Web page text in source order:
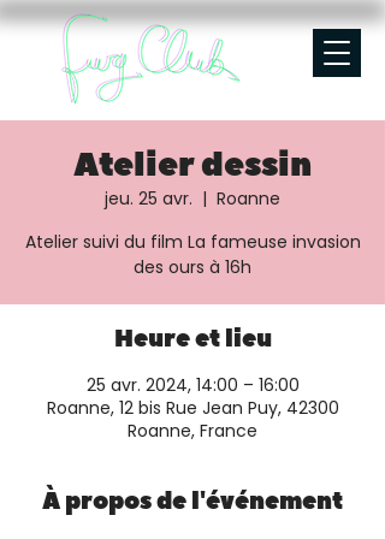
Atelier dessin
jeu. 25 avr.
  |
Roanne
Atelier suivi du film La fameuse invasion
des ours à 16h
Heure et lieu
25 avr. 2024, 14:00 – 16:00
Roanne, 12 bis Rue Jean Puy, 42300
Roanne, France
À propos de l'événement